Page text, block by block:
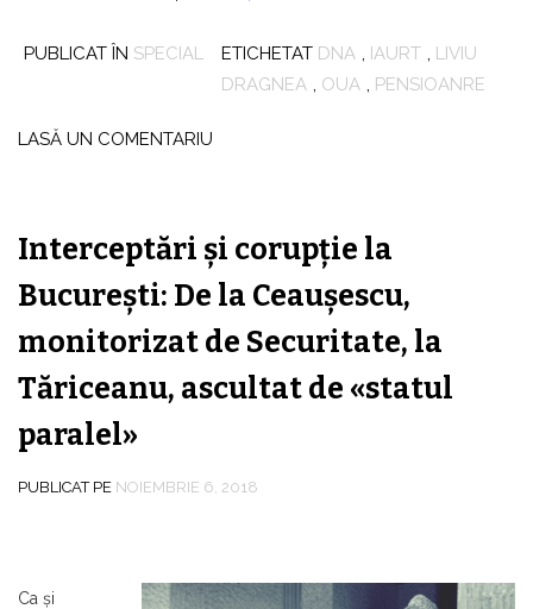
PUBLICAT ÎN SPECIAL ETICHETAT DNA , IAURT , LIVIU
DRAGNEA , OUA , PENSIOANRE
LASĂ UN COMENTARIU
Interceptări şi corupţie la
Bucureşti: De la Ceauşescu,
monitorizat de Securitate, la
Tăriceanu, ascultat de «statul
paralel»
PUBLICAT PE NOIEMBRIE 6, 2018
Ca şi